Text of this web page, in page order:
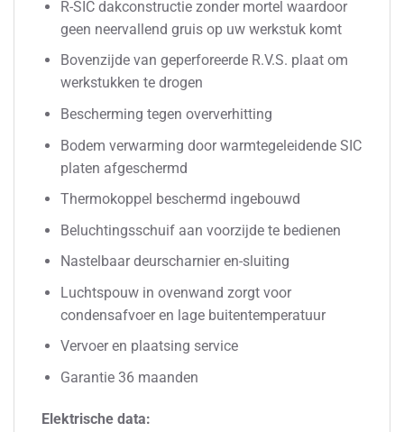
R-SIC dakconstructie zonder mortel waardoor
geen neervallend gruis op uw werkstuk komt
Bovenzijde van geperforeerde R.V.S. plaat om
werkstukken te drogen
Bescherming tegen oververhitting
Bodem verwarming door warmtegeleidende SIC
platen afgeschermd
Thermokoppel beschermd ingebouwd
Beluchtingsschuif aan voorzijde te bedienen
Nastelbaar deurscharnier en-sluiting
Luchtspouw in ovenwand zorgt voor
condensafvoer en lage buitentemperatuur
Vervoer en plaatsing service
Garantie 36 maanden
Elektrische data: